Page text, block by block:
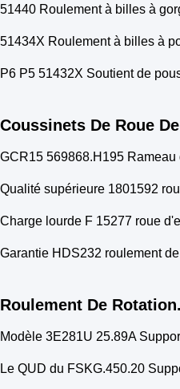
51440 Roulement à billes à
51434X Roulement à billes à
P6 P5 51432X Soutient de
Coussinets De Roue
GCR15 569868.H195
Qualité supérieure 1801592
Charge lourde F 15277 roue
Garantie HDS232 roulement
Roulement De Rotation.
Modèle 3E281U 25.89A
Le QUD du FSKG.450.20